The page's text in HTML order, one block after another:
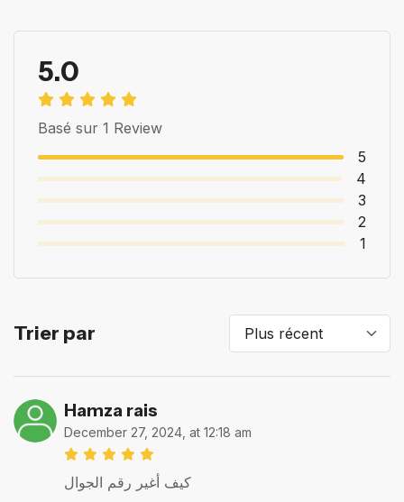
5.0
Basé sur 1 Review
5
4
3
2
1
Trier par
Hamza rais
December 27, 2024, at 12:18 am
كيف أغير رقم الجوال